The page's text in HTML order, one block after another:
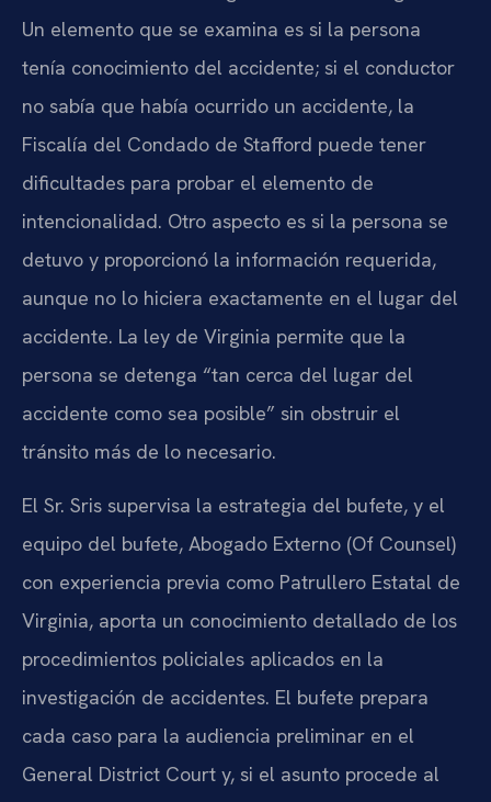
Un elemento que se examina es si la persona
tenía conocimiento del accidente; si el conductor
no sabía que había ocurrido un accidente, la
Fiscalía del Condado de Stafford puede tener
dificultades para probar el elemento de
intencionalidad. Otro aspecto es si la persona se
detuvo y proporcionó la información requerida,
aunque no lo hiciera exactamente en el lugar del
accidente. La ley de Virginia permite que la
persona se detenga “tan cerca del lugar del
accidente como sea posible” sin obstruir el
tránsito más de lo necesario.
El Sr. Sris supervisa la estrategia del bufete, y el
equipo del bufete, Abogado Externo (Of Counsel)
con experiencia previa como Patrullero Estatal de
Virginia, aporta un conocimiento detallado de los
procedimientos policiales aplicados en la
investigación de accidentes. El bufete prepara
cada caso para la audiencia preliminar en el
General District Court y, si el asunto procede al